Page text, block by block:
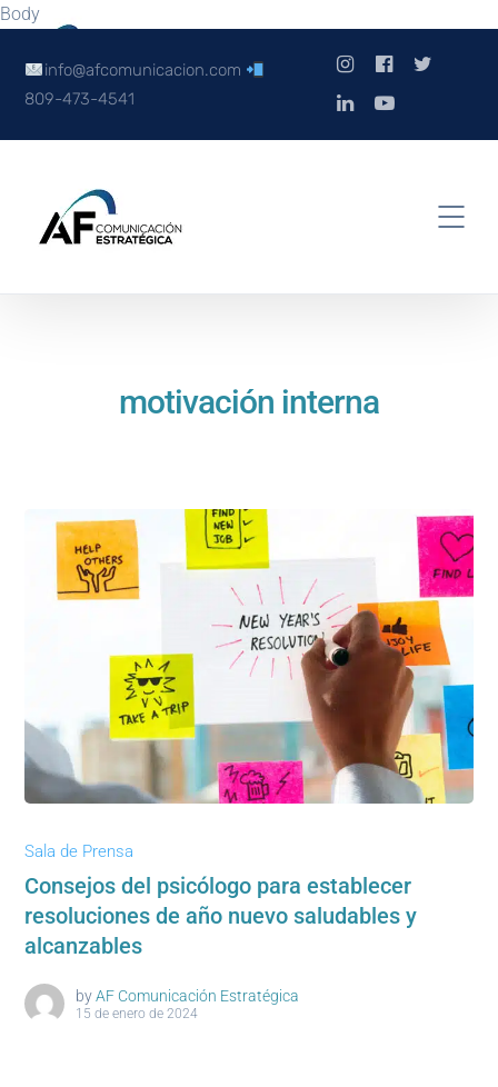
Body
info@afcomunicacion.com
809-473-4541
motivación interna
Sala de Prensa
Consejos del psicólogo para establecer
resoluciones de año nuevo saludables y
alcanzables
by AF Comunicación Estratégica
15 de enero de 2024